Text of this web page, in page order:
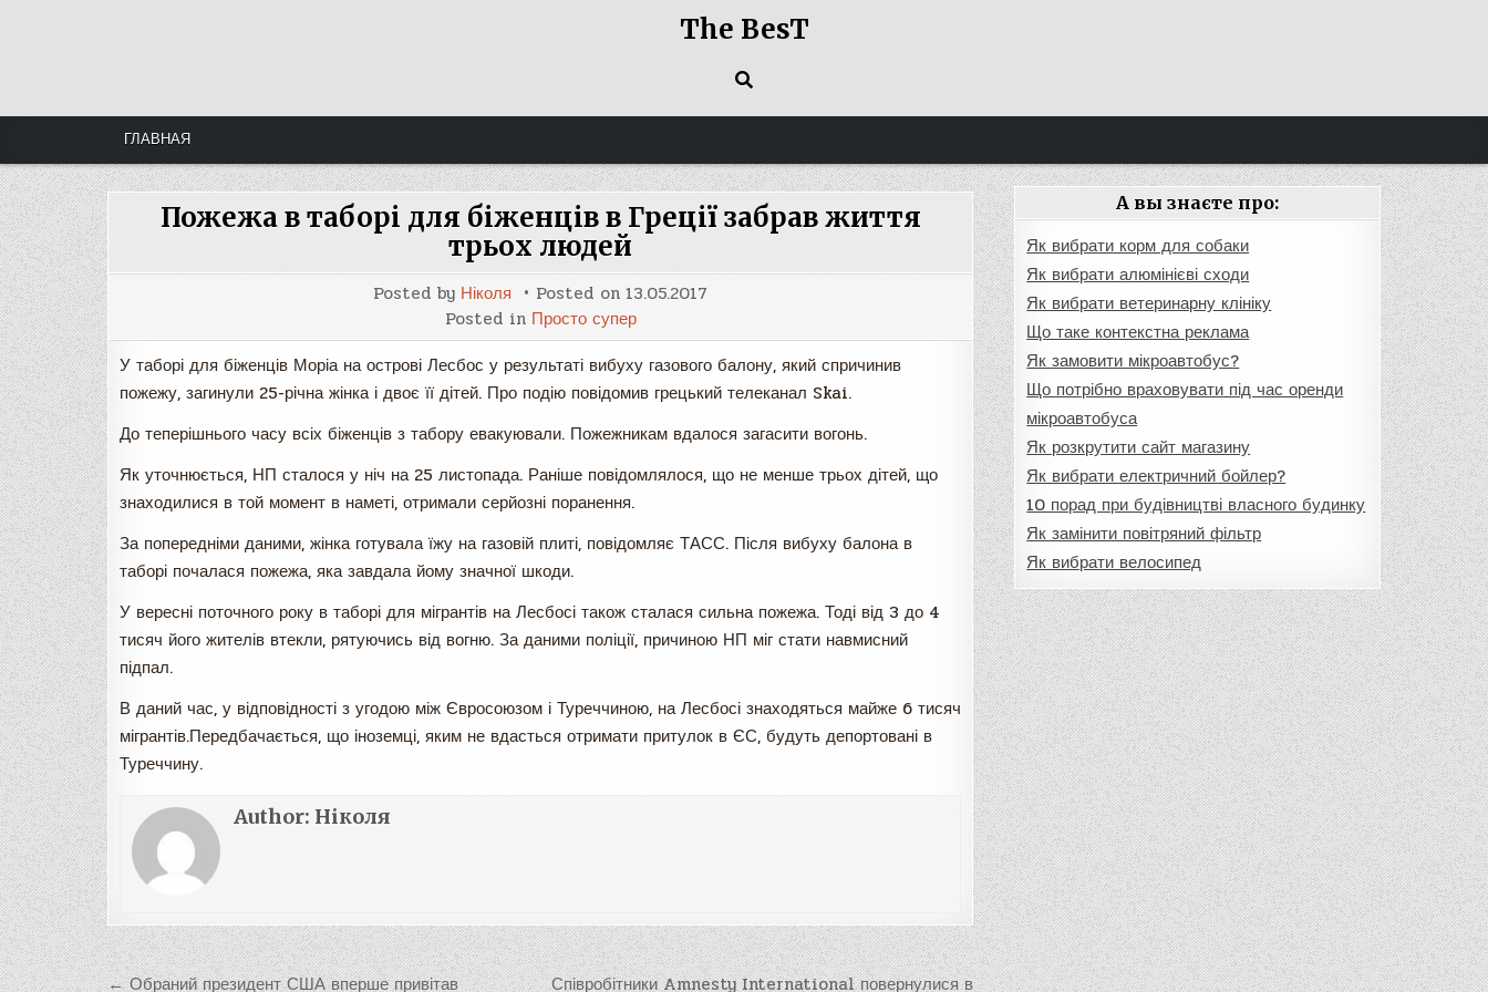
The BesT
ГЛАВНАЯ
Пожежа в таборі для біженців в Греції забрав життя
трьох людей
Posted by Ніколя Posted on 13.05.2017
Posted in Просто супер
У таборі для біженців Моріа на острові Лесбос у результаті вибуху газового балону, який спричинив
пожежу, загинули 25-річна жінка і двоє її дітей. Про подію повідомив грецький телеканал Skai.
До теперішнього часу всіх біженців з табору евакуювали. Пожежникам вдалося загасити вогонь.
Як уточнюється, НП сталося у ніч на 25 листопада. Раніше повідомлялося, що не менше трьох дітей, що
знаходилися в той момент в наметі, отримали серйозні поранення.
За попередніми даними, жінка готувала їжу на газовій плиті, повідомляє ТАСС. Після вибуху балона в
таборі почалася пожежа, яка завдала йому значної шкоди.
У вересні поточного року в таборі для мігрантів на Лесбосі також сталася сильна пожежа. Тоді від 3 до 4
тисяч його жителів втекли, рятуючись від вогню. За даними поліції, причиною НП міг стати навмисний
підпал.
В даний час, у відповідності з угодою між Євросоюзом і Туреччиною, на Лесбосі знаходяться майже 6 тисяч
мігрантів.Передбачається, що іноземці, яким не вдасться отримати притулок в ЄС, будуть депортовані в
Туреччину.
Author: Ніколя
Співробітники Amnesty International повернулися в
← Обраний президент США вперше привітав
А вы знаєте про:
Як вибрати корм для собаки
Як вибрати алюмінієві сходи
Як вибрати ветеринарну клініку
Що таке контекстна реклама
Як замовити мікроавтобус?
Що потрібно враховувати під час оренди
мікроавтобуса
Як розкрутити сайт магазину
Як вибрати електричний бойлер?
10 порад при будівництві власного будинку
Як замінити повітряний фільтр
Як вибрати велосипед